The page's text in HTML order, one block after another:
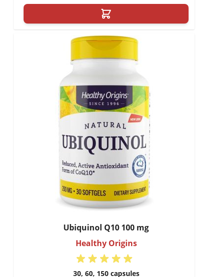
Ubiquinol Q10 100 mg
Healthy Origins
30, 60, 150 capsules